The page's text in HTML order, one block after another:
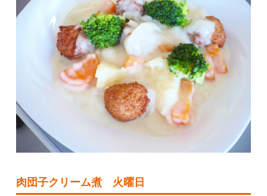
肉団子クリーム煮 火曜日